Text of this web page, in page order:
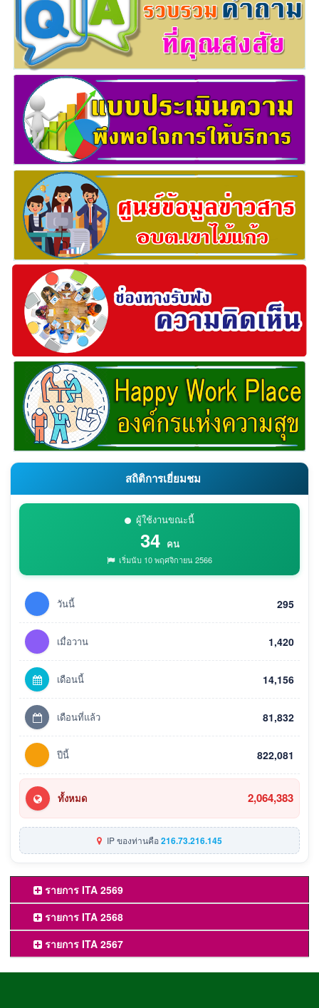
สถิติการเยี่ยมชม
ผู้ใช้งานขณะนี้
34 คน
เริ่มนับ 10 พฤศจิกายน 2566
วันนี้ 295
เมื่อวาน 1,420
เดือนนี้ 14,156
เดือนที่แล้ว 81,832
ปีนี้ 822,081
ทั้งหมด 2,064,383
IP ของท่านคือ216.73.216.145
รายการ ITA 2569
รายการ ITA 2568
รายการ ITA 2567